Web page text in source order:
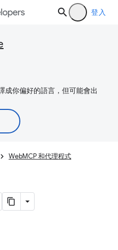
登入
成你偏好的語言，但可能會出
WebMCP 和代理程式